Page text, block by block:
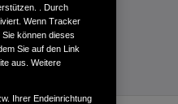
. Durch
Wenn Tracker
können dieses
Sie auf den Link
aus. Weitere
Ihrer Endeinrichtung